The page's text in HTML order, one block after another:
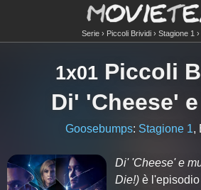
Serie Piccoli Brividi Stagione 1
1x01 Piccoli
Di' 'Cheese'
Goosebumps: Stagione 1,
Di' 'Cheese' e
Die!) è